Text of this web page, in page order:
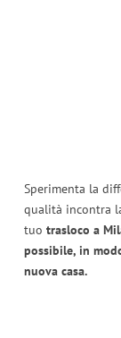
Sperimenta la
qualità incontra
tuo trasloco a
possibile, in
nuova casa.